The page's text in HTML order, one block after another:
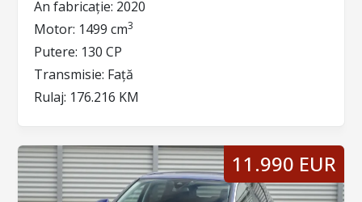
An fabricație: 2020
Motor: 1499 cm3
Putere: 130 CP
Transmisie: Față
Rulaj: 176.216 KM
11.990 EUR